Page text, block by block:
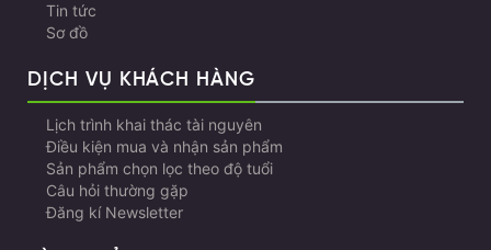
Tin tức
Sơ đồ
DỊCH VỤ KHÁCH HÀNG
Lịch trình khai thác tài nguyên
Điều kiện mua và nhận sản phẩm
Sản phẩm chọn lọc theo độ tuổi
Câu hỏi thường gặp
Đăng kí Newsletter